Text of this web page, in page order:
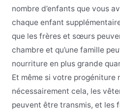
nombre d’enfants que vous
chaque enfant
que les frères et sœurs
chambre et qu’une famille
nourriture en plus grande
Et même si votre progéniture
nécessairement cela, les
peuvent être transmis, et les